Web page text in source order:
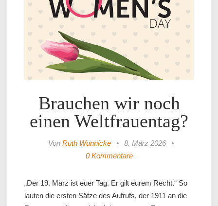
Brauchen wir noch
einen Weltfrauentag?
Von Ruth Wunnicke • 8. März 2026
•
0 Kommentare
„Der 19. März ist euer Tag. Er gilt eurem Recht.“ So
lauten die ersten Sätze des Aufrufs, der 1911 an die